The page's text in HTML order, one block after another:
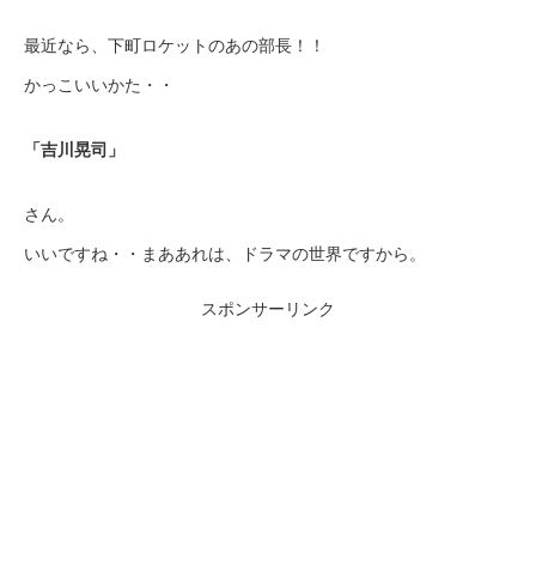
最近なら、下町ロケットのあの部長！！
かっこいいかた・・
「吉川晃司」
さん。
いいですね・・まああれは、ドラマの世界ですから。
スポンサーリンク